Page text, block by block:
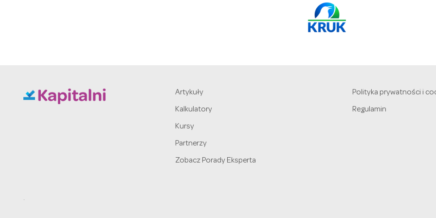
Artykuły
Kalkulatory
Kursy
Partnerzy
Zobacz Porady Eksperta
Polityka prywatności i
Regulamin
.